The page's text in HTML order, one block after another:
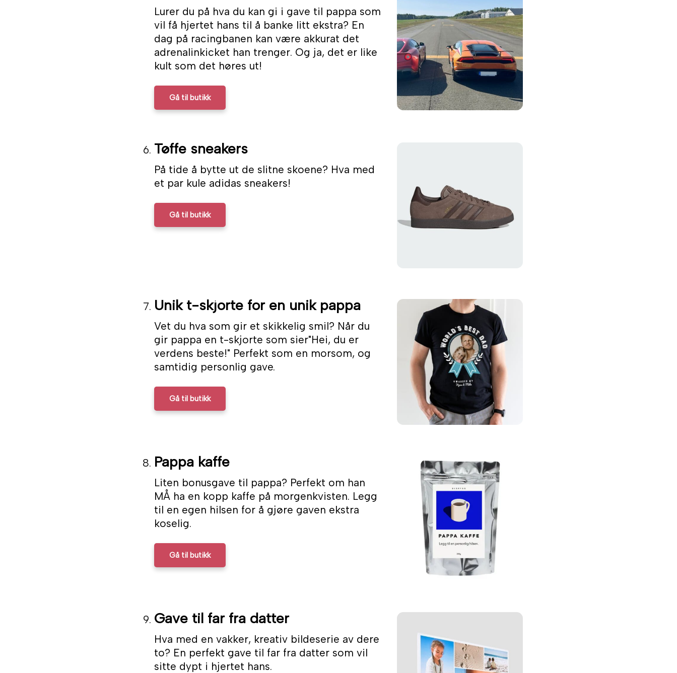
Lurer du på hva du kan gi i gave til pappa som
vil få hjertet hans til å banke litt ekstra? En
dag på racingbanen kan være akkurat det
adrenalinkicket han trenger. Og ja, det er like
kult som det høres ut!
Gå til butikk
Tøffe sneakers
På tide å bytte ut de slitne skoene? Hva med
et par kule adidas sneakers!
Gå til butikk
Unik t-skjorte for en unik pappa
Vet du hva som gir et skikkelig smil? Når du
gir pappa en t-skjorte som sier"Hei, du er
verdens beste!" Perfekt som en morsom, og
samtidig personlig gave.
Gå til butikk
Pappa kaffe
Liten bonusgave til pappa? Perfekt om han
MÅ ha en kopp kaffe på morgenkvisten. Legg
til en egen hilsen for å gjøre gaven ekstra
koselig.
Gå til butikk
Gave til far fra datter
Hva med en vakker, kreativ bildeserie av dere
to? En perfekt gave til far fra datter som vil
sitte dypt i hjertet hans.